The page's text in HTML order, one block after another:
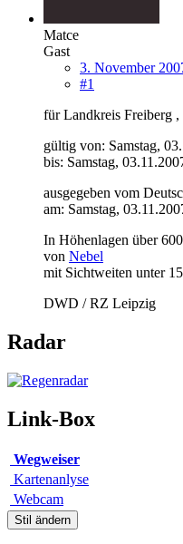
Matce
Gast
3. November
#1
für Landkreis Freiberg
gültig von: Samstag,
bis: Samstag,
ausgegeben vom
am: Samstag,
In Höhenlagen über
von Nebel
mit Sichtweiten unter
DWD / RZ Leipzig
Radar
Link-Box
Wegweiser
Kartenanlyse
Webcam
Stil ändern